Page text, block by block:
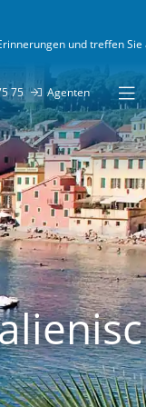
und treffen
75 Agenten